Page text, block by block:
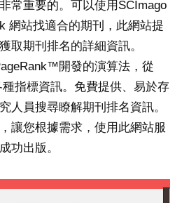
常重要的。可以使用SCImago
網站找適合的期刊，此網站提
取期刊排名的詳細資訊。
開發的演算法，從
指標資訊。免費提供、易於存
人員搜尋瞭解期刊排名資訊。
讓您根據需求，使用此網站服
功出版。